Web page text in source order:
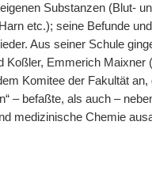
Substanzen (Blut-
etc.); seine Befunde
Aus seiner Schule
Koßler, Emmerich Maixner
Komitee der Fakultät
– befaßte, als auch –
medizinische Chemie